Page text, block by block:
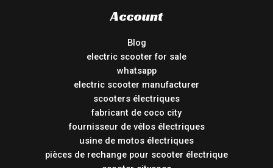
Account
Blog
electric scooter for sale
whatsapp
electric scooter manufacturer
scooters électriques
fabricant de coco city
fournisseur de vélos électriques
usine de motos électriques
pièces de rechange pour scooter électrique